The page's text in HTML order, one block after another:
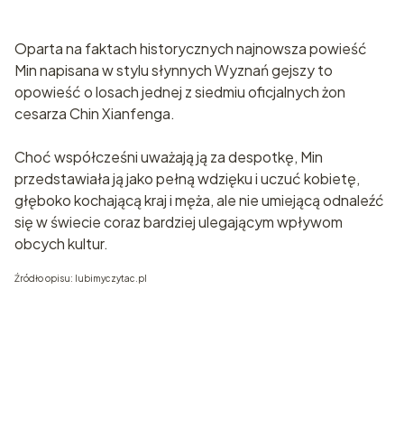
Oparta na faktach historycznych najnowsza powieść
Min napisana w stylu słynnych Wyznań gejszy to
opowieść o losach jednej z siedmiu oficjalnych żon
cesarza Chin Xianfenga.
Choć współcześni uważają ją za despotkę, Min
przedstawiała ją jako pełną wdzięku i uczuć kobietę,
głęboko kochającą kraj i męża, ale nie umiejącą odnaleźć
się w świecie coraz bardziej ulegającym wpływom
obcych kultur.
Źródło opisu: lubimyczytac.pl